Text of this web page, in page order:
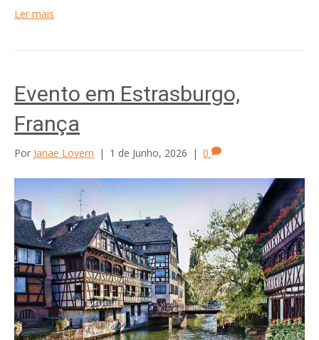
Ler mais
Evento em Estrasburgo,
França
Por Janae Lovern | 1 de Junho, 2026 | 0